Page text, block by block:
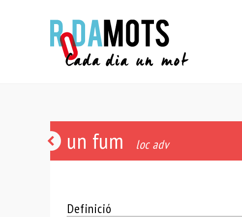
un fum loc adv
Definició
de
valent